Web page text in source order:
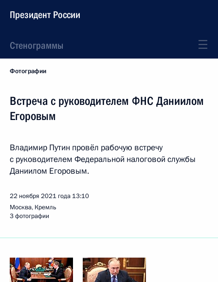
Президент России
Стенограммы
Фотографии
Встреча с руководителем ФНС Даниилом
Егоровым
Владимир Путин провёл рабочую встречу
с руководителем Федеральной налоговой службы
Даниилом Егоровым.
22 ноября 2021 года 13:10
Москва, Кремль
3 фотографии